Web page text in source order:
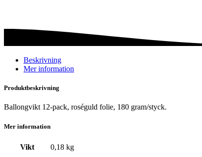
Beskrivning
Mer information
Produktbeskrivning
Ballongvikt 12-pack, roséguld folie, 180 gram/styck.
Mer information
Vikt 0,18 kg